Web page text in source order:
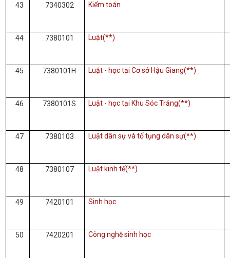
43 7340302 Kiểm toán
44 7380101 Luật(**)
45 7380101H Luật - học tại Cơ sở Hậu Giang(**)
46 7380101S Luật - học tại Khu Sóc Trăng(**)
47 7380103 Luật dân sự và tố tụng dân sự(**)
48 7380107 Luật kinh tế(**)
49 7420101 Sinh học
50 7420201 Công nghệ sinh học